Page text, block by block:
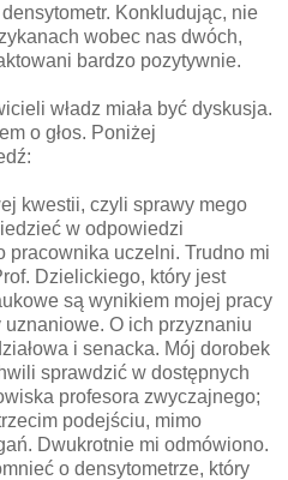
Konkludując, nie
wobec nas dwóch,
bardzo pozytywnie.
władz miała być dyskusja.
o głos. Poniżej
kwestii, czyli sprawy mego
w odpowiedzi
pracownika uczelni. Trudno mi
Dzielickiego, który jest
są wynikiem mojej pracy
O ich przyznaniu
i senacka. Mój dorobek
sprawdzić w dostępnych
profesora zwyczajnego;
podejściu, mimo
Dwukrotnie mi odmówiono.
o densytometrze, który